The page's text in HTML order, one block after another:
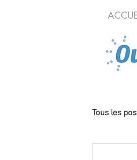
Tous les